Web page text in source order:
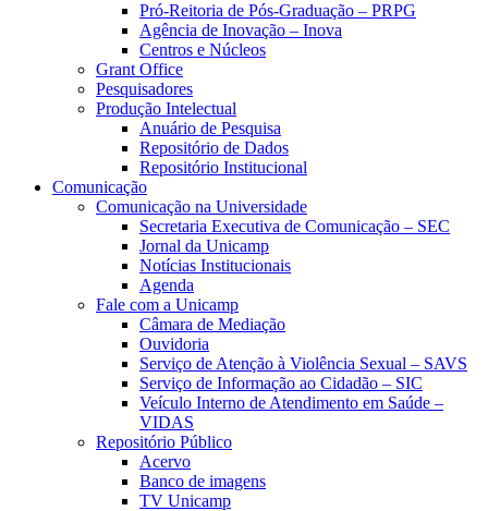
Pró-Reitoria de Pós-Graduação – PRPG
Agência de Inovação – Inova
Centros e Núcleos
Grant Office
Pesquisadores
Produção Intelectual
Anuário de Pesquisa
Repositório de Dados
Repositório Institucional
Comunicação
Comunicação na Universidade
Secretaria Executiva de Comunicação – SEC
Jornal da Unicamp
Notícias Institucionais
Agenda
Fale com a Unicamp
Câmara de Mediação
Ouvidoria
Serviço de Atenção à Violência Sexual – SAVS
Serviço de Informação ao Cidadão – SIC
Veículo Interno de Atendimento em Saúde –
VIDAS
Repositório Público
Acervo
Banco de imagens
TV Unicamp